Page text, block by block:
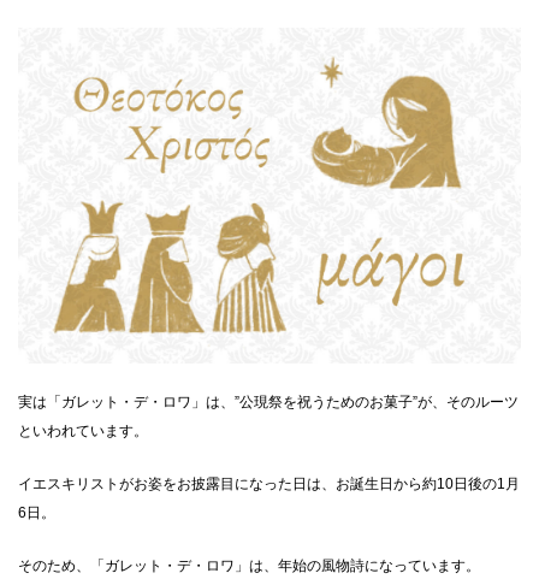
実は「ガレット・デ・ロワ」は、”公現祭を祝うためのお菓子”が、そのルーツ
といわれています。
イエスキリストがお姿をお披露目になった日は、お誕生日から約10日後の1月
6日。
そのため、「ガレット・デ・ロワ」は、年始の風物詩になっています。